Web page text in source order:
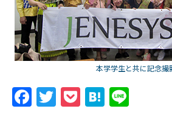
本学学生と共に記念撮
F T P H